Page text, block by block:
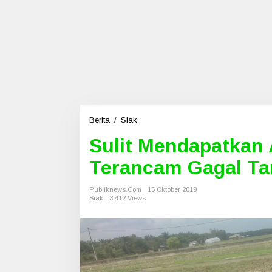
Berita / Siak
t
e
n
p
t
k
Sulit Mendapatkan
Terancam Gagal
Publiknews.com
15 Oktober 2019
Siak
3,412 Views